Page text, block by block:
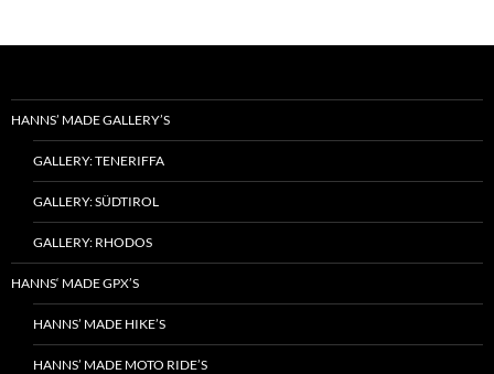
HANNS’ MADE GALLERY’S
GALLERY: TENERIFFA
GALLERY: SÜDTIROL
GALLERY: RHODOS
HANNS‘ MADE GPX’S
HANNS’ MADE HIKE’S
HANNS’ MADE MOTO RIDE’S